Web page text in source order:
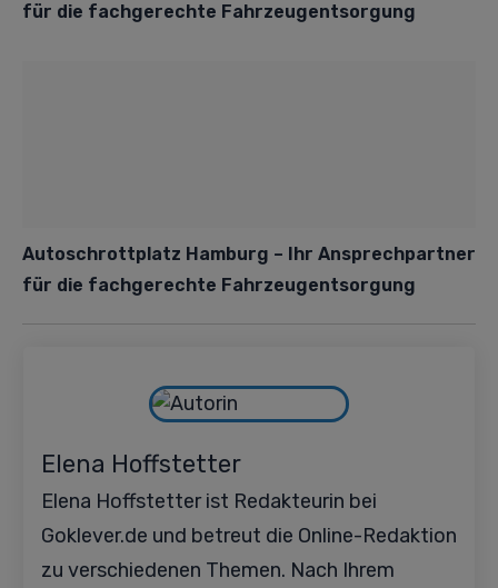
für die fachgerechte Fahrzeugentsorgung
Autoschrottplatz Hamburg – Ihr Ansprechpartner
für die fachgerechte Fahrzeugentsorgung
Elena Hoffstetter
Elena Hoffstetter ist Redakteurin bei
Goklever.de und betreut die Online-Redaktion
zu verschiedenen Themen. Nach Ihrem